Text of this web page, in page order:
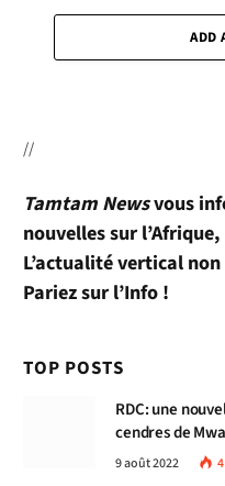
ADD
//
Tamtam Newsvous
nouvelles sur
L’actualité vertical
Pariez sur l’Info !
TOP POSTS
RDC: une
cendres de
9 août 2022